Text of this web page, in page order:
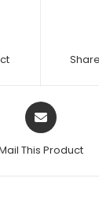
This Product